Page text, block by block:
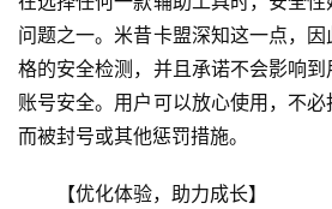
问题之一。米昔卡盟深知这一点，
格的安全检测，并且承诺不会影响
账号安全。用户可以放心使用，不
而被封号或其他惩罚措施。
【优化体验，助力成长】